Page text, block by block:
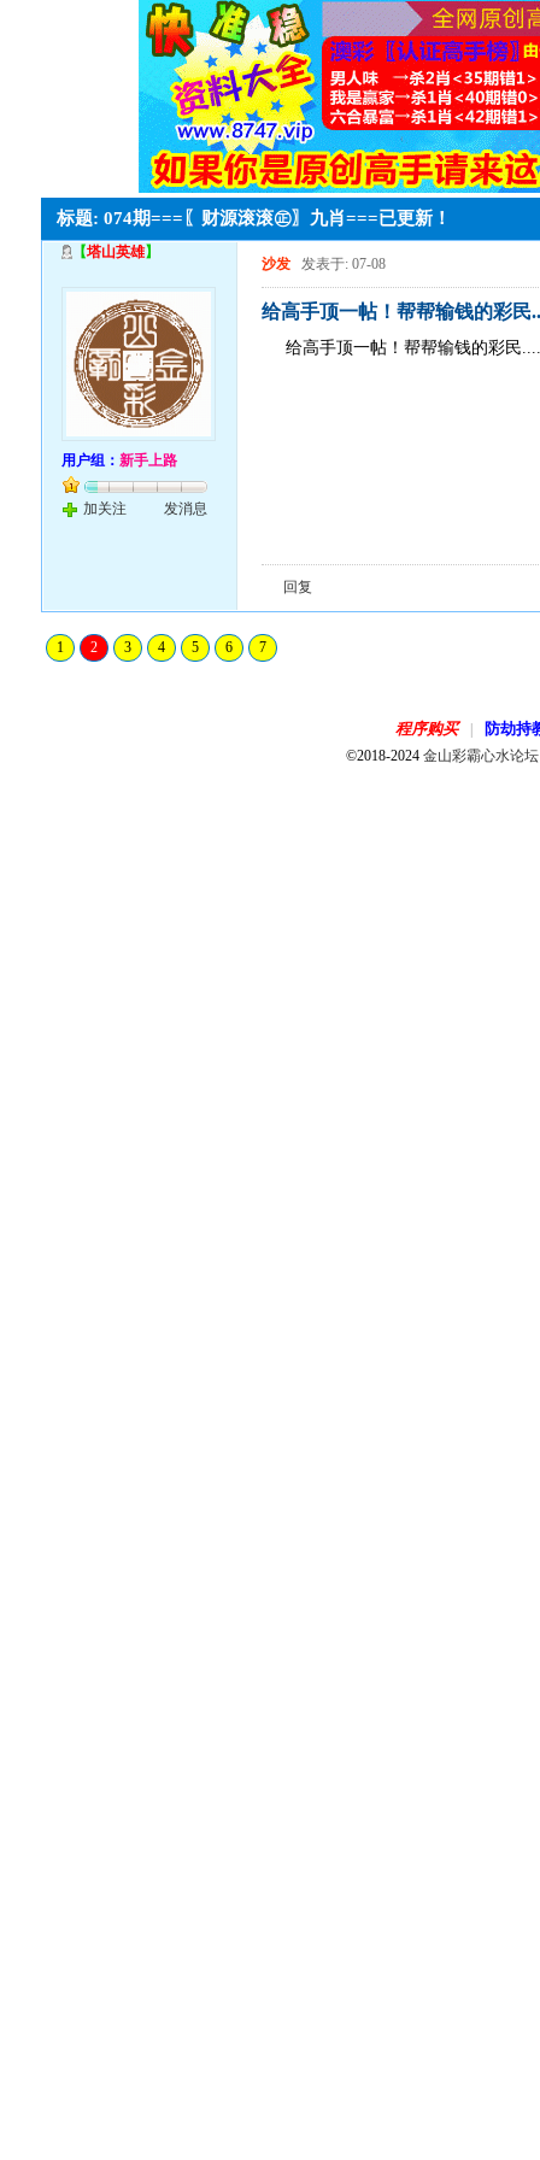
标题: 074期===〖财源滚滚㊣〗九肖===已更新！
【塔山英雄】
用户组：新手上路
加关注 发消息
沙发 发表于: 07-08
给高手顶一帖！帮帮输钱的彩民
给高手顶一帖！帮帮输钱的彩民
回复
1 2 3 4 5 6 7
程序购买 防劫持
©2018-2024金山彩霸心水论坛